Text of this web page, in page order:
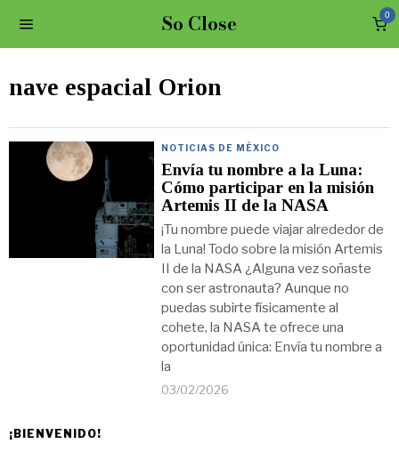
So Close 0
nave espacial Orion
NOTICIAS DE MÉXICO
Envía tu nombre a la Luna:
Cómo participar en la misión
Artemis II de la NASA
¡Tu nombre puede viajar alrededor de
la Luna! Todo sobre la misión Artemis
II de la NASA ¿Alguna vez soñaste
con ser astronauta? Aunque no
puedas subirte físicamente al
cohete, la NASA te ofrece una
oportunidad única: Envía tu nombre a
la
03/02/2026
¡BIENVENIDO!